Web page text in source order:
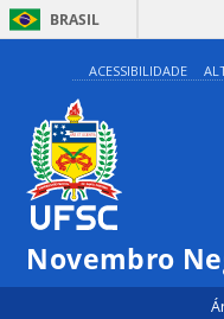
BRASIL
ACESSIBILIDADE
Novembro